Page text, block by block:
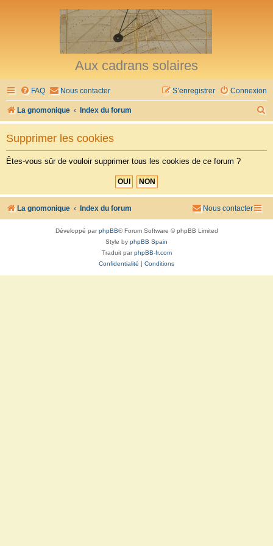
Aux cadrans solaires
FAQ Nous contacter Connexion
S’enregistrer
La gnomonique Index du forum
e
h
Supprimer les cookies
Êtes-vous sûr de vouloir supprimer tous les cookies de ce forum ?
La gnomonique Index du forum Nous contacter
Développé parphpBB® Forum Software © phpBB Limited
Style by phpBB Spain
Traduit parphpBB-fr.com
Confidentialité | Conditions